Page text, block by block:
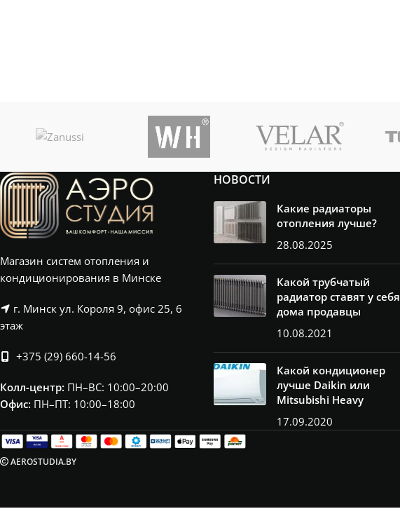
Магазин систем отопления и
кондиционирования в Минске
г. Минск ул. Короля 9, офис 25, 6
этаж
+375 (29) 660-14-56
Колл-центр: ПН–ВС: 10:00–20:00​
Офис: ПН–ПТ: 10:00–18:00
НОВОСТИ
Какие радиаторы
отопления лучше?
28.08.2025
Какой трубчатый
радиатор ставят у себя
дома продавцы
10.08.2021
Какой кондиционер
лучше Daikin или
Mitsubishi Heavy
17.09.2020
AEROSTUDIA.BY